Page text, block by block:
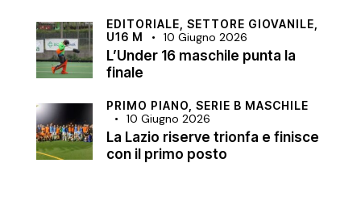
EDITORIALE, SETTORE GIOVANILE,
U16 M
10 Giugno 2026
L’Under 16 maschile punta la
finale
PRIMO PIANO, SERIE B MASCHILE
10 Giugno 2026
La Lazio riserve trionfa e finisce
con il primo posto